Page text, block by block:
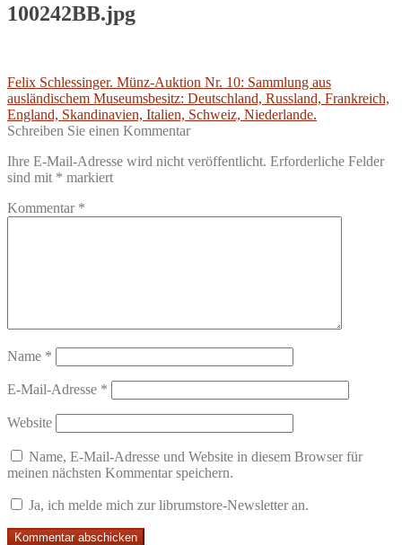
100242BB.jpg
Beitragsnavigation
Vorheriger
Beitrag:
Felix Schlessinger. Münz-Auktion Nr. 10: Sammlung aus
ausländischem Museumsbesitz: Deutschland, Russland, Frankreich,
England, Skandinavien, Italien, Schweiz, Niederlande.
Schreiben Sie einen Kommentar
Ihre E-Mail-Adresse wird nicht veröffentlicht. Erforderliche Felder
sind mit * markiert
Kommentar *
Name *
E-Mail-Adresse *
Website
Name, E-Mail-Adresse und Website in diesem Browser für
meinen nächsten Kommentar speichern.
Ja, ich melde mich zur librumstore-Newsletter an.